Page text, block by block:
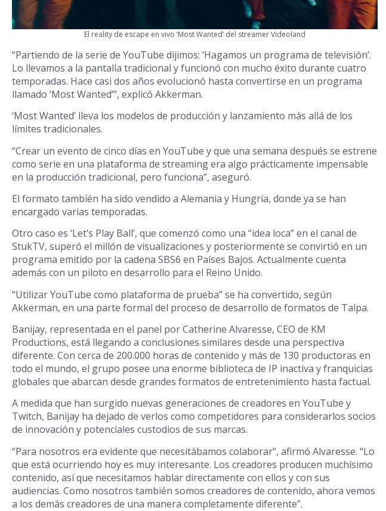
El reality de escape en vivo ‘Most Wanted’ del streamer Videoland
“Partiendo de la serie de YouTube dijimos: ‘Hagamos un programa de televisión’.
Lo llevamos a la pantalla tradicional y funcionó con mucho éxito durante cuatro
temporadas. Hace casi dos años evolucionó hasta convertirse en un programa
llamado ‘Most Wanted’”, explicó Akkerman.
‘Most Wanted’ lleva los modelos de producción y lanzamiento más allá de los
límites tradicionales.
“Crear un evento de cinco días en YouTube y que una semana después se estrene
como serie en una plataforma de streaming era algo prácticamente impensable
en la producción tradicional, pero funciona”, aseguró.
El formato también ha sido vendido a Alemania y Hungría, donde ya se han
encargado varias temporadas.
Otro caso es ‘Let’s Play Ball’, que comenzó como una “idea loca” en el canal de
StukTV, superó el millón de visualizaciones y posteriormente se convirtió en un
programa emitido por la cadena SBS6 en Países Bajos. Actualmente cuenta
además con un piloto en desarrollo para el Reino Unido.
“Utilizar YouTube como plataforma de prueba” se ha convertido, según
Akkerman, en una parte formal del proceso de desarrollo de formatos de Talpa.
Banijay, representada en el panel por Catherine Alvaresse, CEO de KM
Productions, está llegando a conclusiones similares desde una perspectiva
diferente. Con cerca de 200.000 horas de contenido y más de 130 productoras en
todo el mundo, el grupo posee una enorme biblioteca de IP inactiva y franquicias
globales que abarcan desde grandes formatos de entretenimiento hasta factual.
A medida que han surgido nuevas generaciones de creadores en YouTube y
Twitch, Banijay ha dejado de verlos como competidores para considerarlos socios
de innovación y potenciales custodios de sus marcas.
“Para nosotros era evidente que necesitábamos colaborar”, afirmó Alvaresse. “Lo
que está ocurriendo hoy es muy interesante. Los creadores producen muchísimo
contenido, así que necesitamos hablar directamente con ellos y con sus
audiencias. Como nosotros también somos creadores de contenido, ahora vemos
a los demás creadores de una manera completamente diferente”.